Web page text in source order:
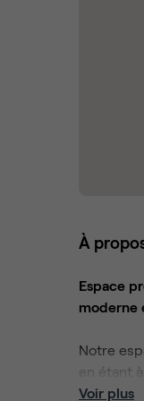
À
Espace
moderne
Notre
en étant
Voir plus